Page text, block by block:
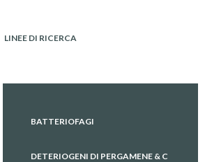
LINEE DI RICERCA
BATTERIOFAGI
DETERIOGENI DI PERGAMENE & C